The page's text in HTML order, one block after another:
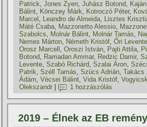
Patrick ,Jones Zyen ,Juhász Botond
Bálint
Könczey Márk Kotroczó Péter,
Marcel
Leandro de Almeida Lisztes
Máté Csaba
Mazzonetto Alessio
Szabolcs
Molnár Bálint Molnár Tamás
Nemes Márton
Németh Kristóf ,Őri Levente
Orosz Marcell
,Oroszi István Pajti Attila
Botond
Ramadan Ammar, Redzic Damir,
Levente ,Szabó Richárd ,Szalai Áron ,
Patrik ,Széll Tamás ,Szücs Adrián ,Takács
Ádám ,Vécsei Bálint ,Vida Kristóf ,
Olekszandr
1 hozzászólás
2019 – Élnek az EB